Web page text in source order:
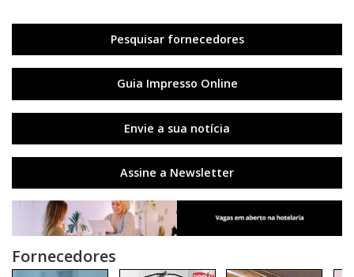
Pesquisar fornecedores
Guia Impresso Online
Envie a sua notícia
Assine a Newsletter
Fornecedores